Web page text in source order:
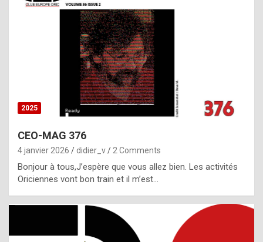
h
i
s
t
o
r
p
e
c
i
l
2025
CEO-MAG 376
4 janvier 2026 didier_v 2 Comments
Bonjour à tous,J’espère que vous allez bien. Les activités
Oriciennes vont bon train et il m’est…